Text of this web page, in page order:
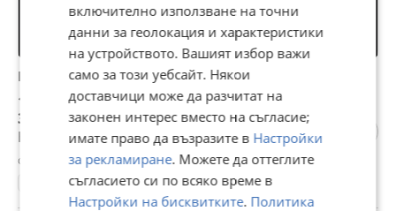
Продава ПАРЦЕЛ, с. Салманово, област Шумен
16 900 €
33 053,53 лв
Не се начислява ДДС
с. Салманово, Шумен, 20 юли
1571 м² Ток Вода Регулация
включително използване на точни
данни за геолокация и характеристики
на устройството. Вашият избор важи
само за този уебсайт. Някои
доставчици може да разчитат на
законен интерес вместо на съгласие;
имате право да възразите в Настройки
за рекламиране. Можете да оттеглите
съгласието си по всяко време в
Настройки на бисквитките. Политика